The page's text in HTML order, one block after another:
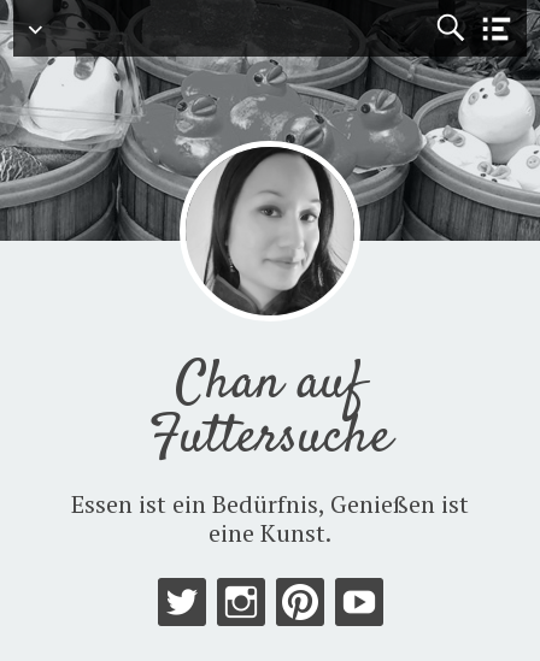
Menü
Chan auf
Futtersuche
Essen ist ein Bedürfnis, Genießen ist
eine Kunst.